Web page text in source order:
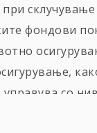
фондови
со